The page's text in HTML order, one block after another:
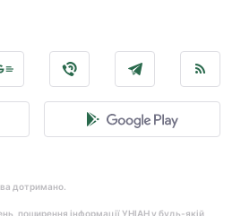
дотримано.
поширення інформації УНІАН у будь-якій